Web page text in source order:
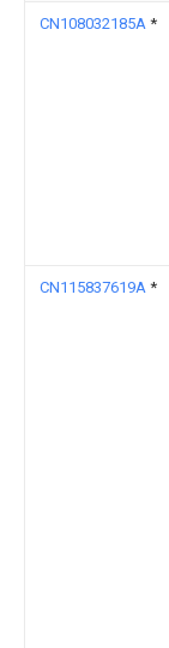
CN108032185A *
CN115837619A *